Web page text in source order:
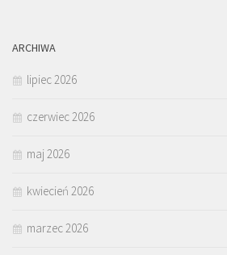
ARCHIWA
lipiec 2026
czerwiec 2026
maj 2026
kwiecień 2026
marzec 2026